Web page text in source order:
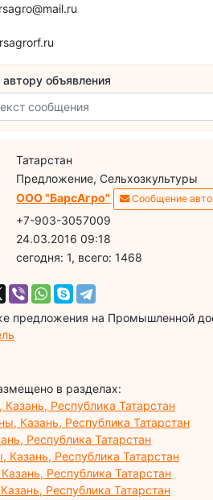
объявления
Татарстан
Предложение, Сельхозкультуры
ООО "БарсАгро" Сообщение
+7-903-3057009
24.03.2016 09:18
cегодня: 1, всего: 1468
предложения на Промышленной
в разделах:
Республика Татарстан
Казань, Республика Татарстан
Республика Татарстан
Казань, Республика Татарстан
Республика Татарстан
Республика Татарстан